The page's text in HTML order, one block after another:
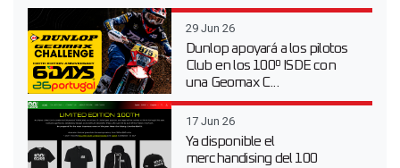
29 Jun 26
Dunlop apoyará a los pilotos
Club en los 100º ISDE con
una Geomax C...
17 Jun 26
Ya disponible el
merchandising del 100